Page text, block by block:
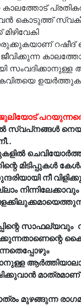
കാലത്തോട്
കൊടുത്ത്
റഷീദ്
കവിതയെ
സ്വപ്‌നങ്ങൾ
മിടിപ്പുകൾ
നീ
നിന്നിലേക്കാവും
സാഫല്യവും
മുഴങ്ങുന്ന